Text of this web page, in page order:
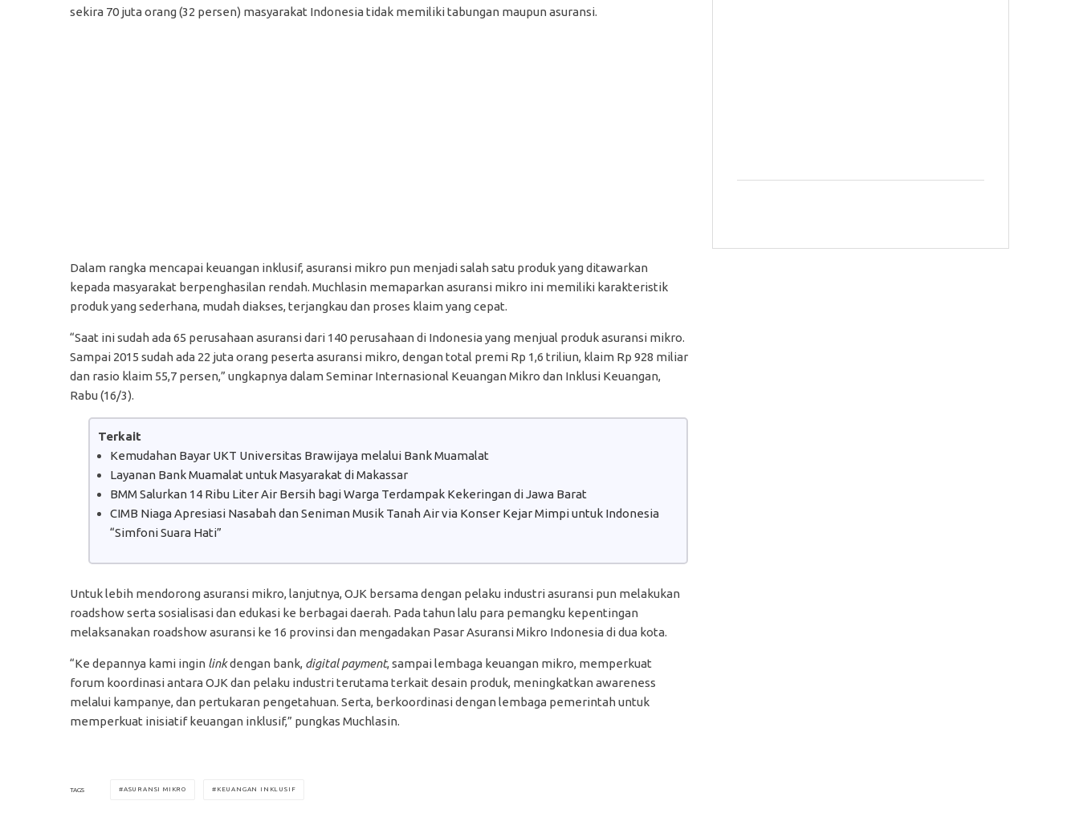
sekira 70 juta orang (32 persen) masyarakat Indonesia tidak memiliki tabungan maupun asuransi.
Dalam rangka mencapai keuangan inklusif, asuransi mikro pun menjadi salah satu produk yang ditawarkan
kepada masyarakat berpenghasilan rendah. Muchlasin memaparkan asuransi mikro ini memiliki karakteristik
produk yang sederhana, mudah diakses, terjangkau dan proses klaim yang cepat.
“Saat ini sudah ada 65 perusahaan asuransi dari 140 perusahaan di Indonesia yang menjual produk asuransi mikro.
Sampai 2015 sudah ada 22 juta orang peserta asuransi mikro, dengan total premi Rp 1,6 triliun, klaim Rp 928 miliar
dan rasio klaim 55,7 persen,” ungkapnya dalam Seminar Internasional Keuangan Mikro dan Inklusi Keuangan,
Rabu (16/3).
Terkait
Kemudahan Bayar UKT Universitas Brawijaya melalui Bank Muamalat
Layanan Bank Muamalat untuk Masyarakat di Makassar
BMM Salurkan 14 Ribu Liter Air Bersih bagi Warga Terdampak Kekeringan di Jawa Barat
CIMB Niaga Apresiasi Nasabah dan Seniman Musik Tanah Air via Konser Kejar Mimpi untuk Indonesia
“Simfoni Suara Hati”
Untuk lebih mendorong asuransi mikro, lanjutnya, OJK bersama dengan pelaku industri asuransi pun melakukan
roadshow serta sosialisasi dan edukasi ke berbagai daerah. Pada tahun lalu para pemangku kepentingan
melaksanakan roadshow asuransi ke 16 provinsi dan mengadakan Pasar Asuransi Mikro Indonesia di dua kota.
“Ke depannya kami ingin linkdengan bank, digital payment, sampai lembaga keuangan mikro, memperkuat
forum koordinasi antara OJK dan pelaku industri terutama terkait desain produk, meningkatkan awareness
melalui kampanye, dan pertukaran pengetahuan. Serta, berkoordinasi dengan lembaga pemerintah untuk
memperkuat inisiatif keuangan inklusif,” pungkas Muchlasin.
TAGS ASURANSI MIKRO KEUANGAN INKLUSIF